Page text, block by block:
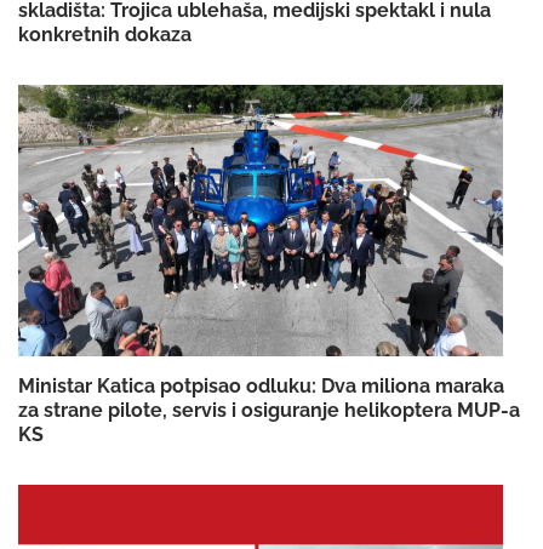
skladišta: Trojica ublehaša, medijski spektakl i nula
konkretnih dokaza
Ministar Katica potpisao odluku: Dva miliona maraka
za strane pilote, servis i osiguranje helikoptera MUP-a
KS